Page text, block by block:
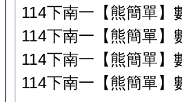
114下南一【熊簡單】
114下南一【熊簡單】
114下南一【熊簡單】
114下南一【熊簡單】